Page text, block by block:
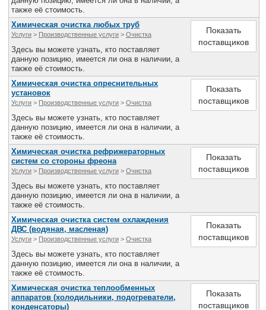
также её стоимость.
Химическая очистка любых труб
Услуги > Производственные услуги > Очистка
Здесь вы можете узнать, кто поставляет
данную позицию, имеется ли она в наличии, а
также её стоимость.
Показать
поставщиков
Химическая очистка опреснительных
установок
Услуги > Производственные услуги > Очистка
Здесь вы можете узнать, кто поставляет
данную позицию, имеется ли она в наличии, а
также её стоимость.
Показать
поставщиков
Химическая очистка рефрижераторных
систем со стороны фреона
Услуги > Производственные услуги > Очистка
Здесь вы можете узнать, кто поставляет
данную позицию, имеется ли она в наличии, а
также её стоимость.
Показать
поставщиков
Химическая очистка систем охлаждения
ДВС (водяная, масленая)
Услуги > Производственные услуги > Очистка
Здесь вы можете узнать, кто поставляет
данную позицию, имеется ли она в наличии, а
также её стоимость.
Показать
поставщиков
Химическая очистка теплообменных
аппаратов (холодильники, подогреватели,
конденсаторы)
Показать
поставщиков